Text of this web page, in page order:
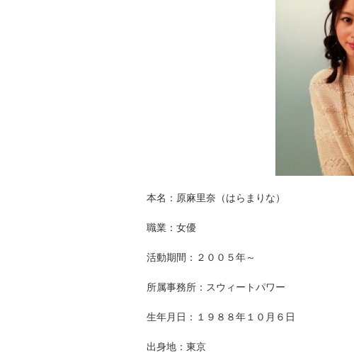
本名：原麻里奈（はらまりな）
職業：女優
活動期間：２００５年～
所属事務所：スウィートパワー
生年月日：１９８８年１０月６日
出身地：東京